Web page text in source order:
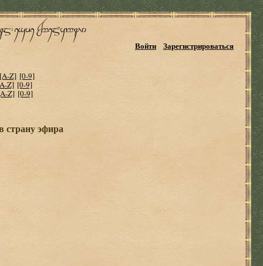
Войти Зарегистрироваться
Z] [0-9]
Z] [0-9]
Z] [0-9]
страну эфира